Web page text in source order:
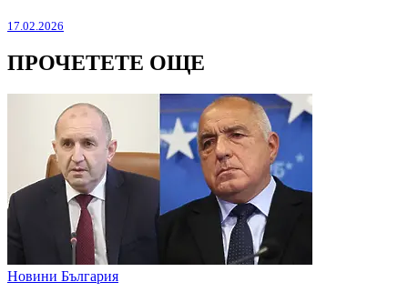
17.02.2026
ПРОЧЕТЕТЕ ОЩЕ
Новини България